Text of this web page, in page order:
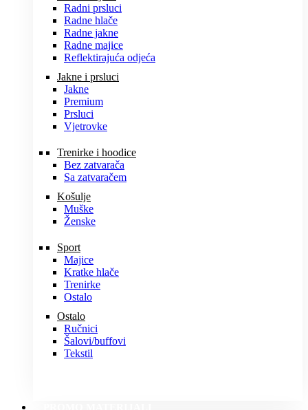
Radni prsluci
Radne hlače
Radne jakne
Radne majice
Reflektirajuća odjeća
Jakne i prsluci
Jakne
Premium
Prsluci
Vjetrovke
Trenirke i hoodice
Bez zatvarača
Sa zatvaračem
Košulje
Muške
Ženske
Sport
Majice
Kratke hlače
Trenirke
Ostalo
Ostalo
Ručnici
Šalovi/buffovi
Tekstil